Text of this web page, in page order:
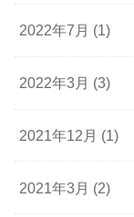
2022年7月 (1)
2022年3月 (3)
2021年12月 (1)
2021年3月 (2)